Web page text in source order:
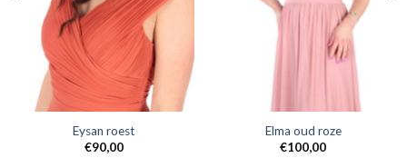
Eysan roest
€90,00
Elma oud roze
€100,00